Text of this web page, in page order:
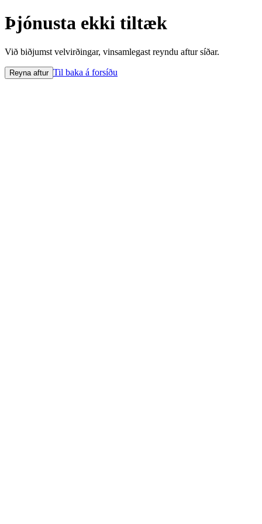
Þjónusta ekki tiltæk
Við biðjumst velvirðingar, vinsamlegast reyndu aftur síðar.
Reyna aftur Til baka á forsíðu